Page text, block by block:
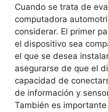
Cuando se trata de
computadora
considerar. El primer
el dispositivo sea
el que se desea
asegurarse de que el
capacidad de
de información y
También es